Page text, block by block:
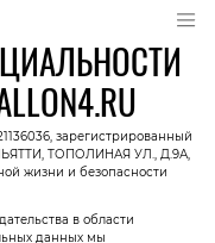
зарегистрированный
ТОПОЛИНАЯ УЛ., Д.9А,
жизни и безопасности
в области
данных мы